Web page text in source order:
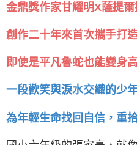
金鼎獎作家甘耀明X薩提
創作二十年來首次攜手打
即使是平凡魯蛇也能變身
一段歡笑與淚水交織的少
為年輕生命找回自信，重